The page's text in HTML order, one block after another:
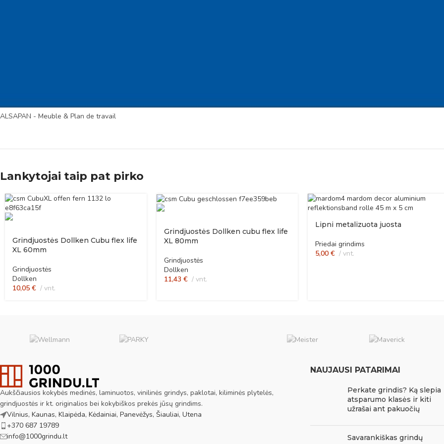
ALSAPAN - Meuble & Plan de travail
Lankytojai taip pat pirko
Grindjuostės Dollken Cubu flex life
XL 60mm
Grindjuostės
Dollken
10,05 € vnt.
Grindjuostės Dollken cubu flex life
XL 80mm
Grindjuostės
Dollken
11,43 € vnt.
Lipni metalizuota juosta
Priedai grindims
5,00 € vnt.
Aukščiausios kokybės medinės, laminuotos, vinilinės grindys, paklotai, kiliminės plytelės,
grindjuostės ir kt. originalios bei kokybiškos prekės jūsų grindims.
Vilnius, Kaunas, Klaipėda, Kėdainiai, Panevėžys, Šiauliai, Utena
+370 687 19789
info@1000grindu.lt
NAUJAUSI PATARIMAI
Perkate grindis? Ką slepia
atsparumo klasės ir kiti
užrašai ant pakuočių
Savarankiškas grindų